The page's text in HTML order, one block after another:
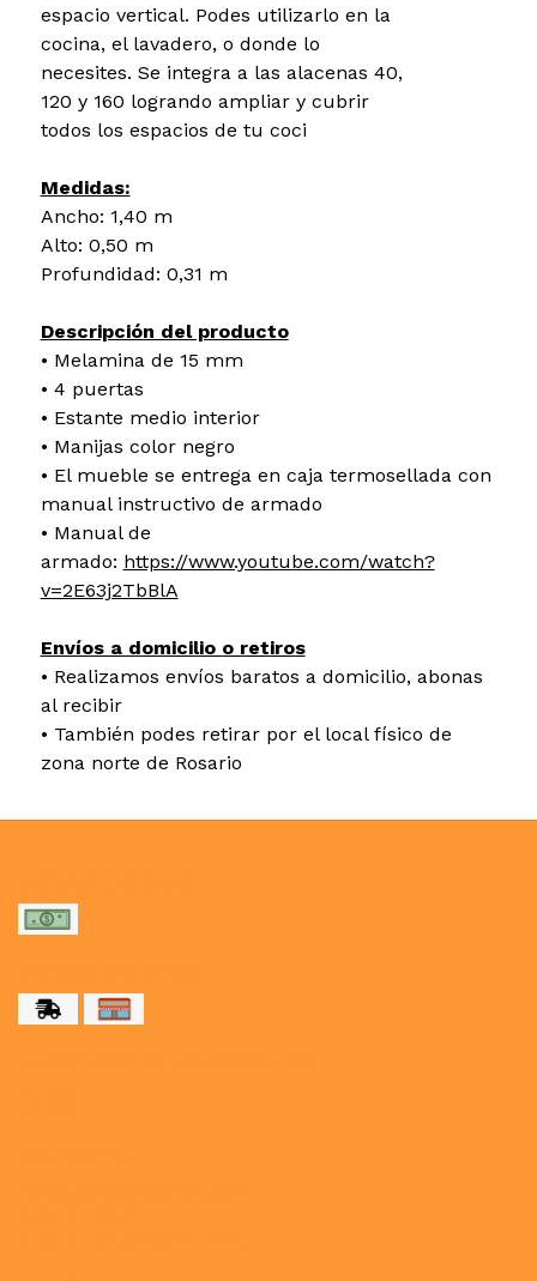
espacio vertical. Podes utilizarlo en la
cocina, el lavadero, o donde lo
necesites. Se integra a las alacenas 40,
120 y 160 logrando ampliar y cubrir
todos los espacios de tu coci
Medidas:
Ancho: 1,40 m
Alto: 0,50 m
Profundidad: 0,31 m
Descripción del producto
• Melamina de 15 mm
• 4 puertas
• Estante medio interior
• Manijas color negro
• El mueble se entrega en caja termosellada con
manual instructivo de armado
• Manual de
armado: https://www.youtube.com/watch?
v=2E63j2TbBlA
Envíos a domicilio o retiros
• Realizamos envíos baratos a domicilio, abonas
al recibir
• También podes retirar por el local físico de
zona norte de Rosario